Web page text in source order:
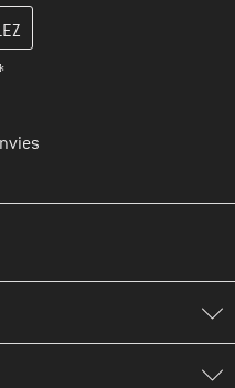
votre compte client à la